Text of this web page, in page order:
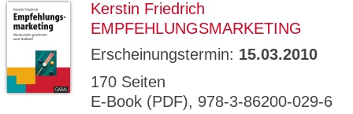
Kerstin Friedrich
EMPFEHLUNGSMARKETING
Erscheinungstermin: 15.03.2010
170 Seiten
E-Book (PDF), 978-3-86200-029-6